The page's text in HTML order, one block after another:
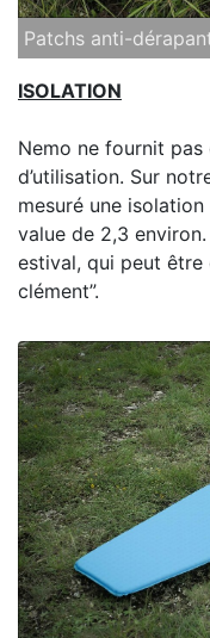
Patchs anti-
ISOLATION
Nemo ne fournit pas
d’utilisation. Sur
mesuré une
value de 2,3
estival, qui peut être
clément”.